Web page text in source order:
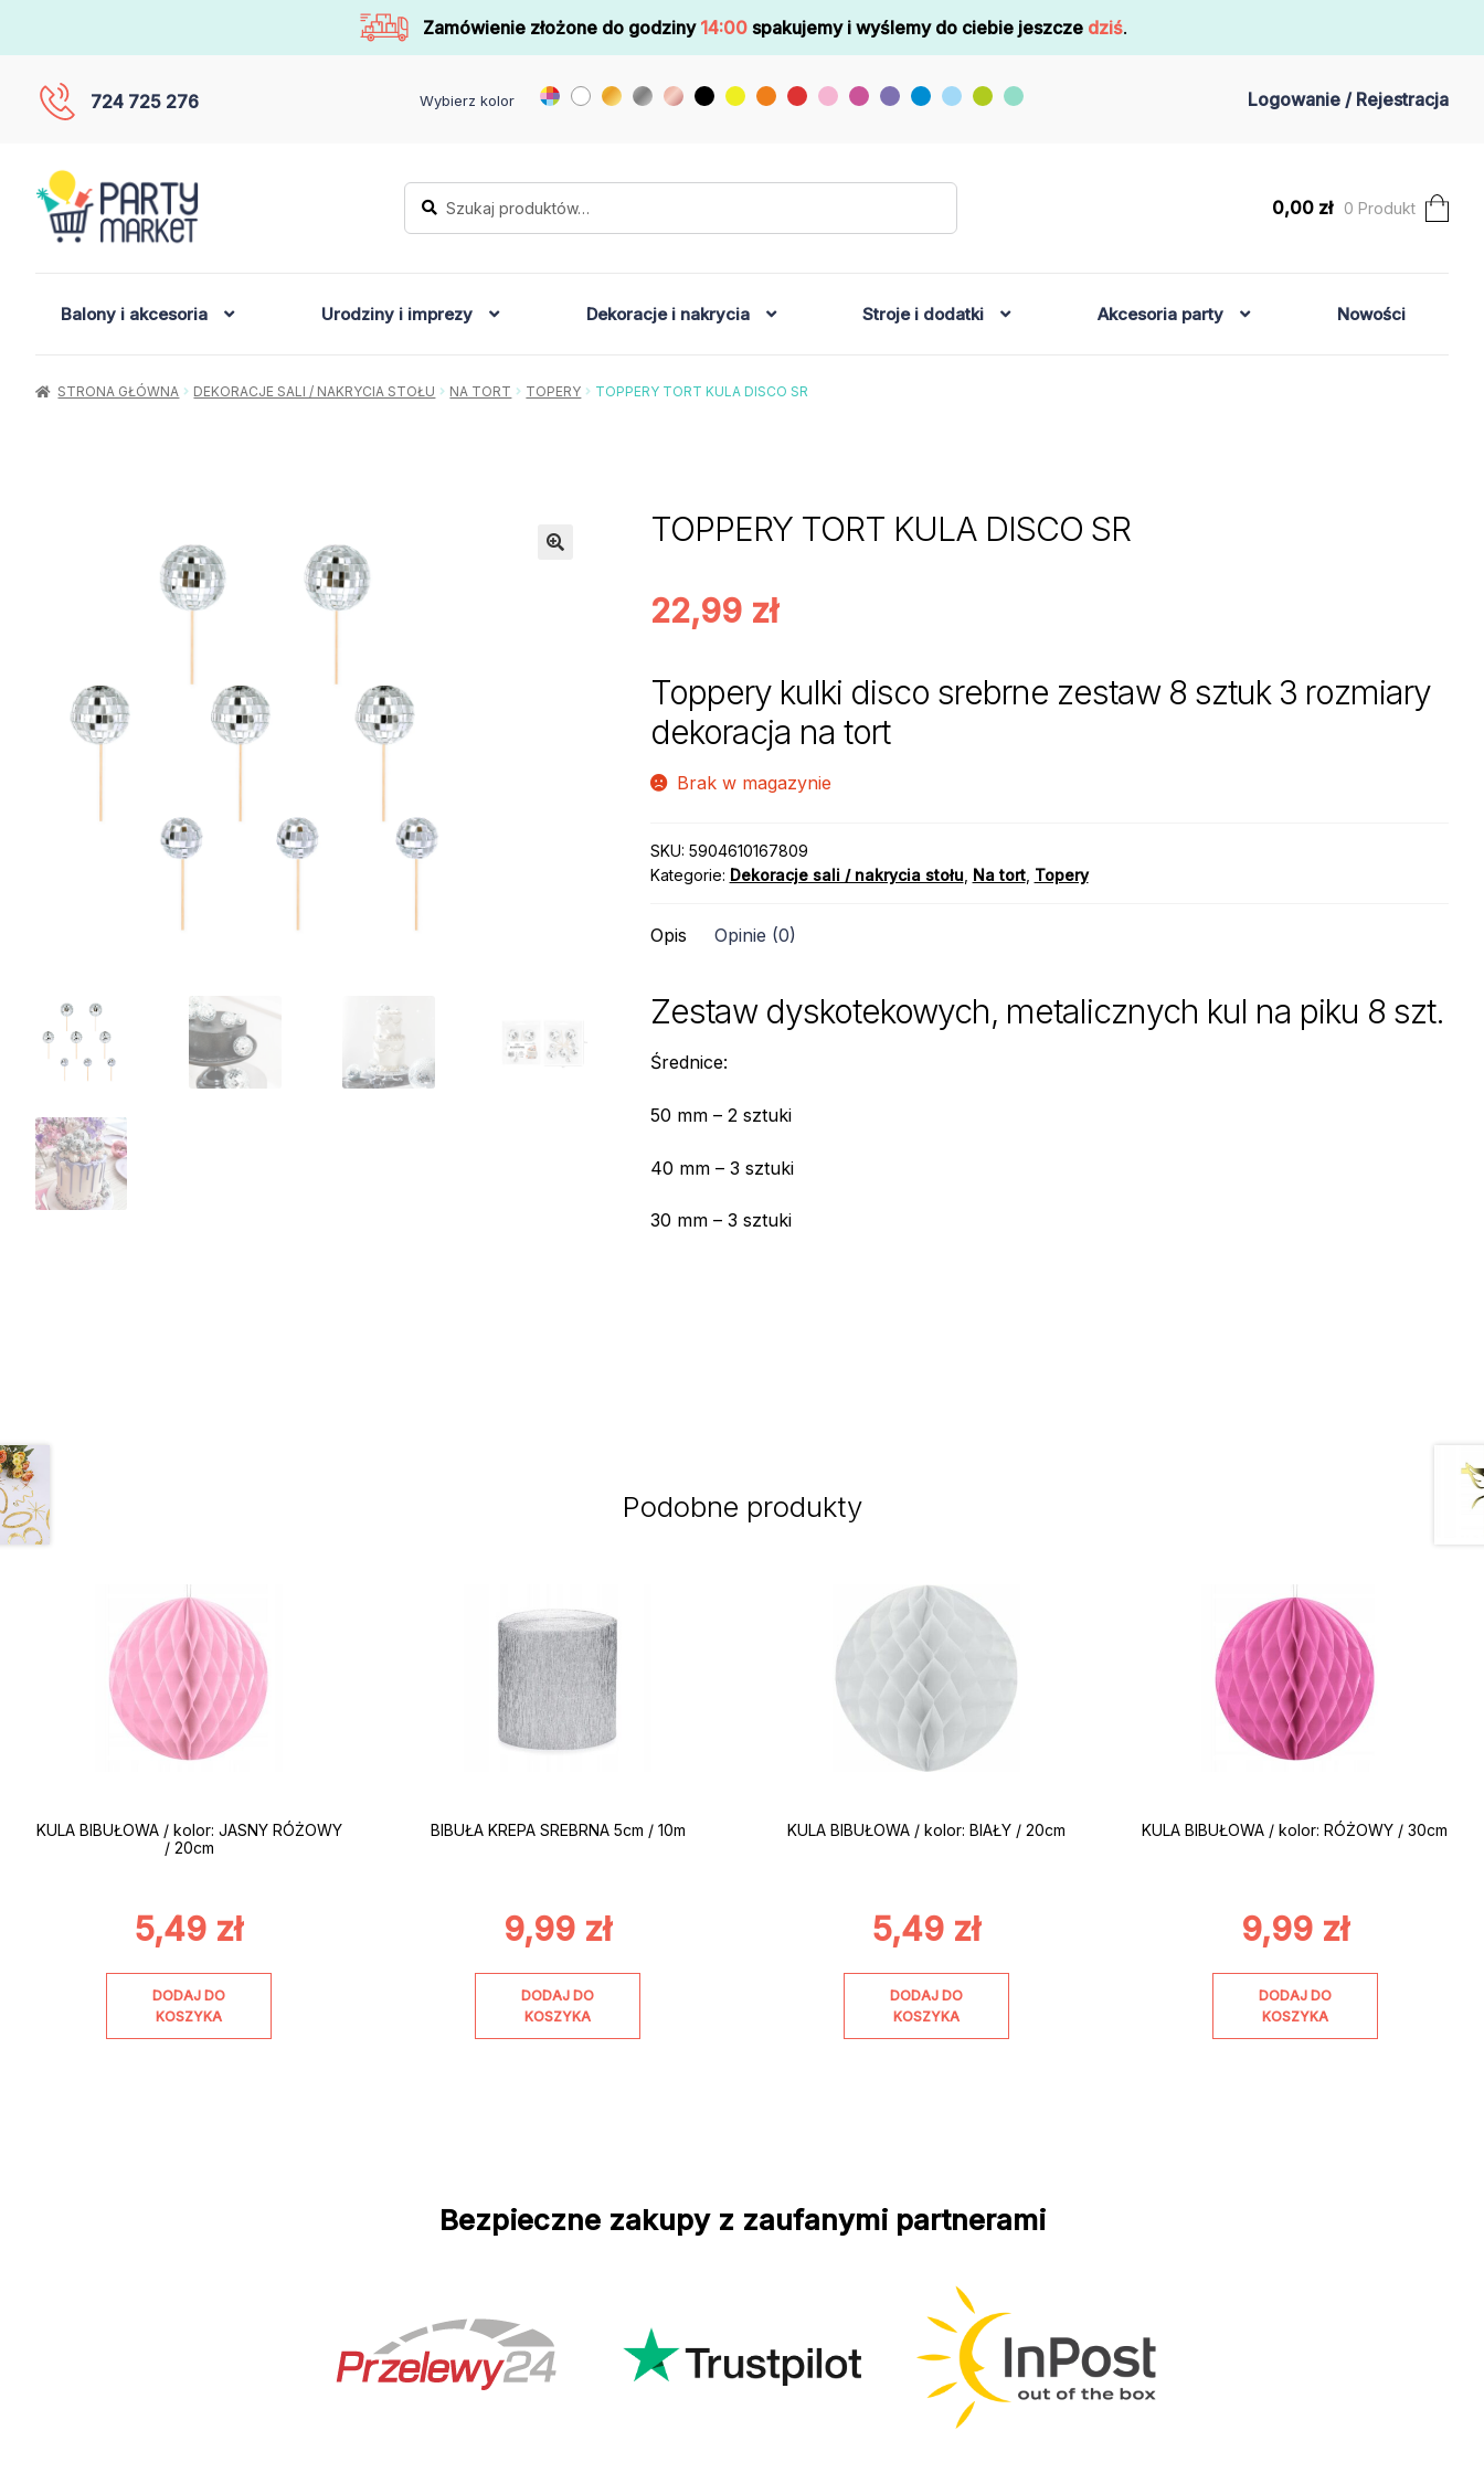
Zamówienie złożone do godziny 14:00 spakujemy i wyślemy do ciebie jeszcze dziś.
724 725 276 Wybierz kolor Logowanie / Rejestracja
Szukaj:
Szukaj
0,00 zł 0 Produkt
Balony i akcesoria Urodziny i imprezy Dekoracje i nakrycia Stroje i dodatki Akcesoria party Nowości
STRONA GŁÓWNA DEKORACJE SALI / NAKRYCIA STOŁU NA TORT TOPERY TOPPERY TORT KULA DISCO SR
TOPPERY TORT KULA DISCO SR
22,99 zł
Toppery kulki disco srebrne zestaw 8 sztuk 3 rozmiary
dekoracja na tort
Brak w magazynie
SKU: 5904610167809
Kategorie: Dekoracje sali / nakrycia stołu, Na tort, Topery
Opis Opinie (0)
Zestaw dyskotekowych, metalicznych kul na piku 8 szt.
Średnice:
50 mm – 2 sztuki
40 mm – 3 sztuki
30 mm – 3 sztuki
Podobne produkty
KULA BIBUŁOWA / kolor: JASNY RÓŻOWY
/ 20cm
5,49 zł
DODAJ DO
KOSZYKA
BIBUŁA KREPA SREBRNA 5cm / 10m
9,99 zł
DODAJ DO
KOSZYKA
KULA BIBUŁOWA / kolor: BIAŁY / 20cm
5,49 zł
DODAJ DO
KOSZYKA
KULA BIBUŁOWA / kolor: RÓŻOWY / 30cm
9,99 zł
DODAJ DO
KOSZYKA
Bezpieczne zakupy z zaufanymi partnerami